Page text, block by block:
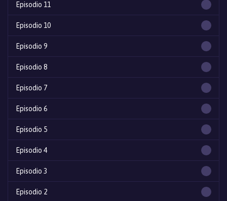
Episodio 11
Episodio 10
Episodio 9
Episodio 8
Episodio 7
Episodio 6
Episodio 5
Episodio 4
Episodio 3
Episodio 2